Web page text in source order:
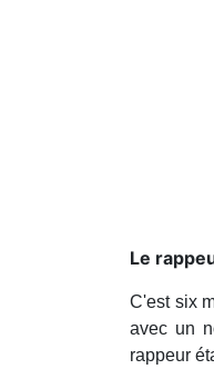
Le
C'est six
avec un
rappeur